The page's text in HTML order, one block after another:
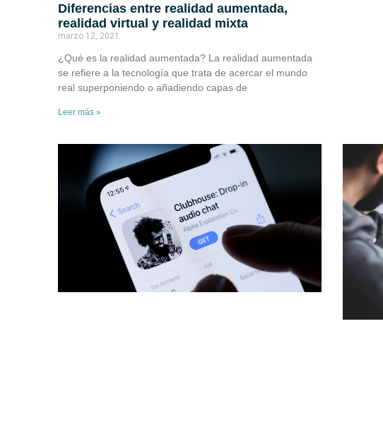
Diferencias entre realidad aumentada,
realidad virtual y realidad mixta
marzo 12, 2021
¿Qué es la realidad aumentada? La realidad aumentada
se refiere a la tecnología que trata de acercar el mundo
real superponiendo o añadiendo capas de
Leer más »